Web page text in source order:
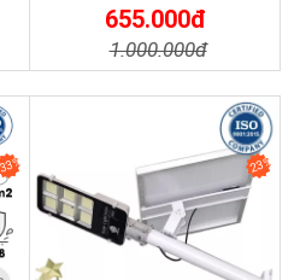
655.000đ
1.000.000đ
23%